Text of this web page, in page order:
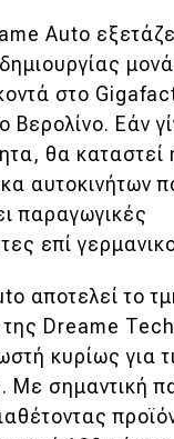
Auto
στο
Βερολίνο. Εάν
θα καταστεί
αυτοκινήτων
παραγωγικές
επί
αποτελεί το
της Dreame
κυρίως για
Με σημαντική